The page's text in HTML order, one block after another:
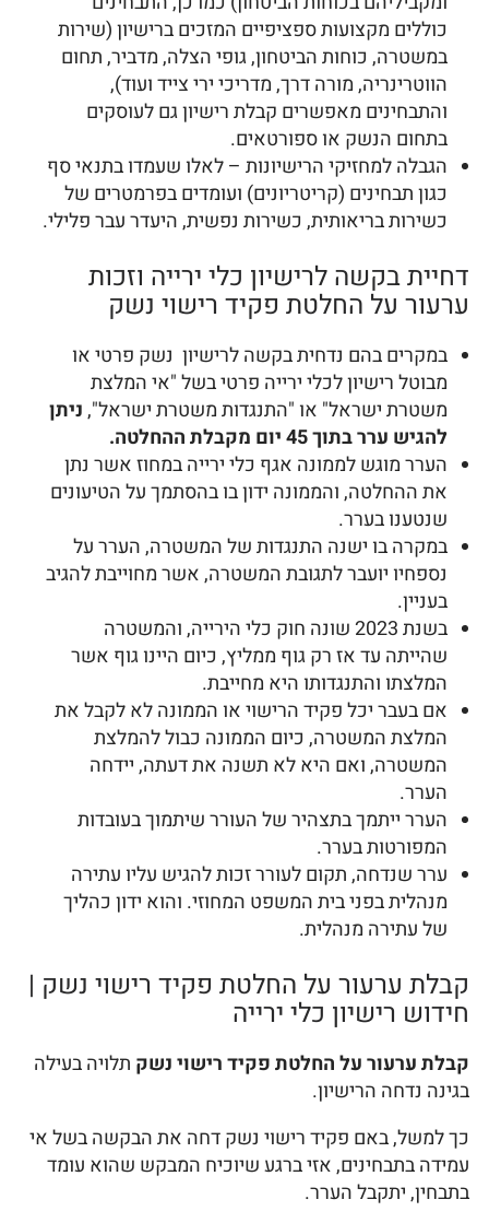
כוללים מקצועות ספציפיים המזכים ברישיון (שירות
במשטרה, כוחות הביטחון, גופי הצלה, מדביר, תחום
הווטרינריה, מורה דרך, מדריכי ירי צייד ועוד),
והתבחינים מאפשרים קבלת רישיון גם לעוסקים
בתחום הנשק או ספורטאים.
הגבלה למחזיקי הרישיונות – לאלו שעמדו בתנאי סף
כגון תבחינים (קריטריונים) ועומדים בפרמטרים של
כשירות בריאותית, כשירות נפשית, היעדר עבר פלילי.
דחיית בקשה לרישיון כלי ירייה וזכות
ערעור על החלטת פקיד רישוי נשק
במקרים בהם נדחית בקשה לרישיון נשק פרטי או
מבוטל רישיון לכלי ירייה פרטי בשל "אי המלצת
משטרת ישראל" או "התנגדות משטרת ישראל",ניתן
להגיש ערר בתוך 45 יום מקבלת ההחלטה.
הערר מוגש לממונה אגף כלי ירייה במחוז אשר נתן
את ההחלטה, והממונה ידון בו בהסתמך על הטיעונים
שנטענו בערר.
במקרה בו ישנה התנגדות של המשטרה, הערר על
נספחיו יועבר לתגובת המשטרה, אשר מחוייבת להגיב
בעניין.
בשנת 2023 שונה חוק כלי הירייה, והמשטרה
שהייתה עד אז רק גוף ממליץ, כיום היינו גוף אשר
המלצתו והתנגדותו היא מחייבת.
אם בעבר יכל פקיד הרישוי או הממונה לא לקבל את
המלצת המשטרה, כיום הממונה כבול להמלצת
המשטרה, ואם היא לא תשנה את דעתה, יידחה
הערר.
הערר ייתמך בתצהיר של העורר שיתמוך בעובדות
המפורטות בערר.
ערר שנדחה, תקום לעורר זכות להגיש עליו עתירה
מנהלית בפני בית המשפט המחוזי. והוא ידון כהליך
של עתירה מנהלית.
קבלת ערעור על החלטת פקיד רישוי נשק |
חידוש רישיון כלי ירייה
קבלת ערעור על החלטת פקיד רישוי נשק תלויה בעילה
בגינה נדחה הרישיון.
כך למשל, באם פקיד רישוי נשק דחה את הבקשה בשל אי
עמידה בתבחינים, אזי ברגע שיוכיח המבקש שהוא עומד
בתבחין, יתקבל הערר.